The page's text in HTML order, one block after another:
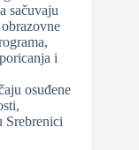
sačuvaju
i
osuđene
Srebrenici